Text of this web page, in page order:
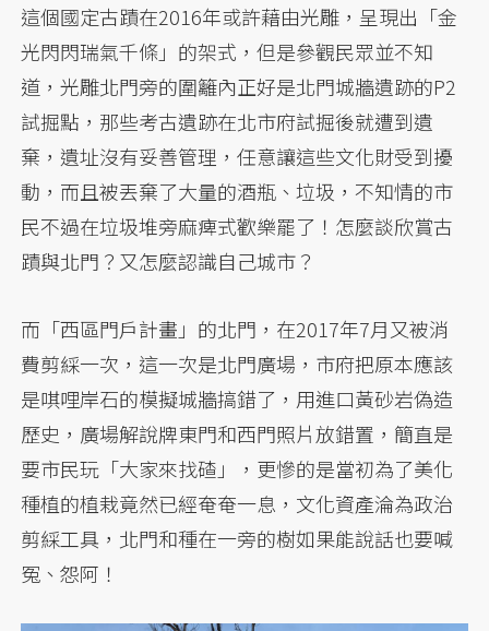
這個國定古蹟在2016年或許藉由光雕，呈現出「金
光閃閃瑞氣千條」的架式，但是參觀民眾並不知
道，光雕北門旁的圍籬內正好是北門城牆遺跡的P2
試掘點，那些考古遺跡在北市府試掘後就遭到遺
棄，遺址沒有妥善管理，任意讓這些文化財受到擾
動，而且被丟棄了大量的酒瓶、垃圾，不知情的市
民不過在垃圾堆旁麻痺式歡樂罷了！怎麼談欣賞古
蹟與北門？又怎麼認識自己城市？
而「西區門戶計畫」的北門，在2017年7月又被消
費剪綵一次，這一次是北門廣場，市府把原本應該
是唭哩岸石的模擬城牆搞錯了，用進口黃砂岩偽造
歷史，廣場解說牌東門和西門照片放錯置，簡直是
要市民玩「大家來找碴」，更慘的是當初為了美化
種植的植栽竟然已經奄奄一息，文化資產淪為政治
剪綵工具，北門和種在一旁的樹如果能說話也要喊
冤、怨阿！